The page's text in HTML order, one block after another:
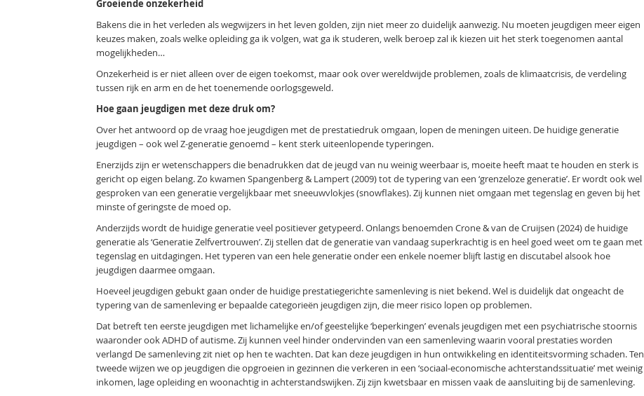
Groeiende onzekerheid
Bakens die in het verleden als wegwijzers in het leven golden, zijn niet meer zo duidelijk aanwezig. Nu moeten jeugdigen meer eigen
keuzes maken, zoals welke opleiding ga ik volgen, wat ga ik studeren, welk beroep zal ik kiezen uit het sterk toegenomen aantal
mogelijkheden…
Onzekerheid is er niet alleen over de eigen toekomst, maar ook over wereldwijde problemen, zoals de klimaatcrisis, de verdeling
tussen rijk en arm en de het toenemende oorlogsgeweld.
Hoe gaan jeugdigen met deze druk om?
Over het antwoord op de vraag hoe jeugdigen met de prestatiedruk omgaan, lopen de meningen uiteen. De huidige generatie
jeugdigen – ook wel Z-generatie genoemd – kent sterk uiteenlopende typeringen.
Enerzijds zijn er wetenschappers die benadrukken dat de jeugd van nu weinig weerbaar is, moeite heeft maat te houden en sterk is
gericht op eigen belang. Zo kwamen Spangenberg & Lampert (2009) tot de typering van een ‘grenzeloze generatie’. Er wordt ook wel
gesproken van een generatie vergelijkbaar met sneeuwvlokjes (snowflakes). Zij kunnen niet omgaan met tegenslag en geven bij het
minste of geringste de moed op.
Anderzijds wordt de huidige generatie veel positiever getypeerd. Onlangs benoemden Crone & van de Cruijsen (2024) de huidige
generatie als ‘Generatie Zelfvertrouwen’. Zij stellen dat de generatie van vandaag superkrachtig is en heel goed weet om te gaan met
tegenslag en uitdagingen. Het typeren van een hele generatie onder een enkele noemer blijft lastig en discutabel alsook hoe
jeugdigen daarmee omgaan.
Hoeveel jeugdigen gebukt gaan onder de huidige prestatiegerichte samenleving is niet bekend. Wel is duidelijk dat ongeacht de
typering van de samenleving er bepaalde categorieën jeugdigen zijn, die meer risico lopen op problemen.
Dat betreft ten eerste jeugdigen met lichamelijke en/of geestelijke ‘beperkingen’ evenals jeugdigen met een psychiatrische stoornis
waaronder ook ADHD of autisme. Zij kunnen veel hinder ondervinden van een samenleving waarin vooral prestaties worden
verlangd De samenleving zit niet op hen te wachten. Dat kan deze jeugdigen in hun ontwikkeling en identiteitsvorming schaden. Ten
tweede wijzen we op jeugdigen die opgroeien in gezinnen die verkeren in een ‘sociaal-economische achterstandssituatie’ met weinig
inkomen, lage opleiding en woonachtig in achterstandswijken. Zij zijn kwetsbaar en missen vaak de aansluiting bij de samenleving.